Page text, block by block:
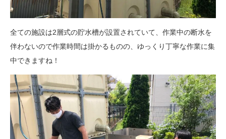
全ての施設は2層式の貯水槽が設置されていて、作業中の断水を
伴わないので作業時間は掛かるものの、ゆっくり丁寧な作業に集
中できますね！